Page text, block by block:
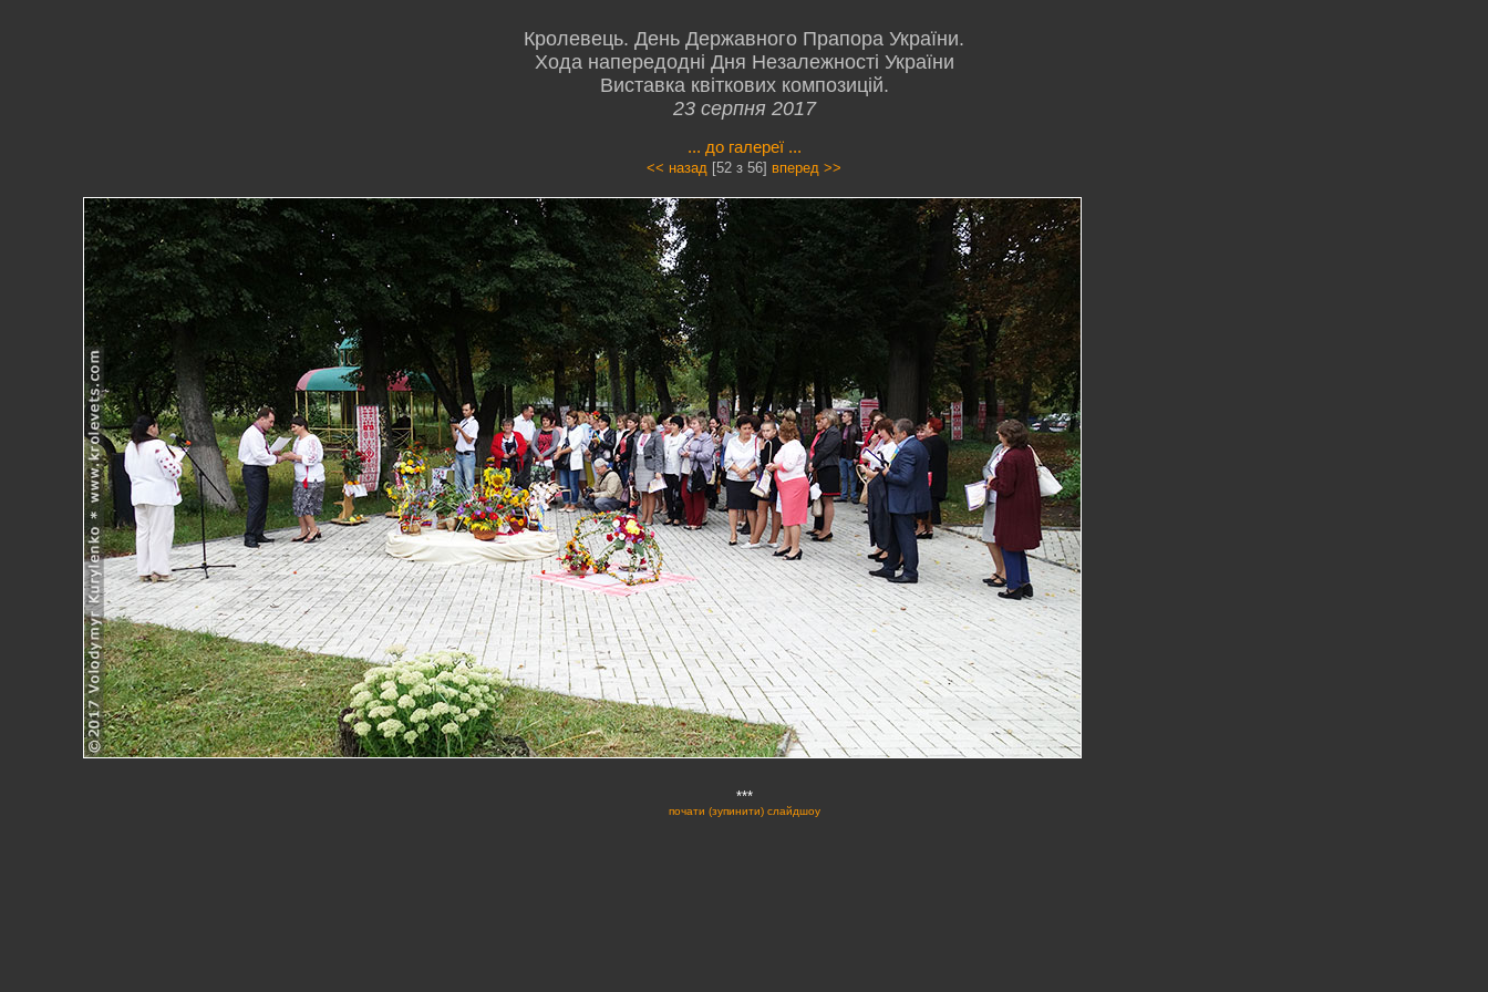
Кролевець. День Державного Прапора України.
Хода напередодні Дня Незалежності України
Виставка квіткових композицій.
23 серпня 2017
... до галереї ...
<< назад [52 з 56] вперед >>
***
почати (зупинити) слайдшоу